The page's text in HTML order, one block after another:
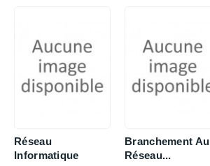
Réseau
Informatique
Branchement Au
Réseau...